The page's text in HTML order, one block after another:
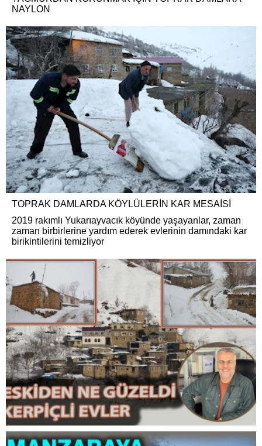
NAYLON
TOPRAK DAMLARDA KÖYLÜLERİN KAR MESAİSİ
2019 rakımlı Yukarıayvacık köyünde yaşayanlar, zaman
zaman birbirlerine yardım ederek evlerinin damındaki kar
birikintilerini temizliyor